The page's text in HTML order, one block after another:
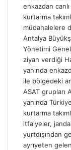
enkazdan canlı
kurtarma
müdahalelere
Antalya
Yönetimi
ziyan verdiği
yanında
ile bölgedeki
ASAT grupları
yanında
kurtarma
itfaiyeler,
yurtdışından
ayrıyeten